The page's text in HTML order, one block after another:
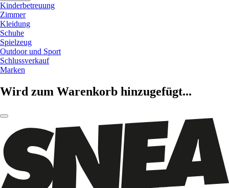
Kinderbetreuung
Zimmer
Kleidung
Schuhe
Spielzeug
Outdoor und Sport
Schlussverkauf
Marken
Wird zum Warenkorb hinzugefügt...